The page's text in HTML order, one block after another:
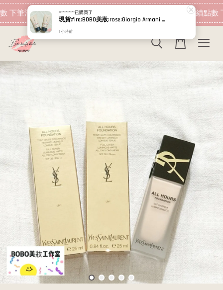
下筆消費即可折抵 現在去購物！ 加入會員 消費即可累績點數
M*********已購買了
現貨:fire:BOBO美妝:rose:Giorgio Armani 高訂完美絲絨水慕斯粉底PRO 5ml 超持妝絲絨水慕斯 小樣 GA
1 小時前